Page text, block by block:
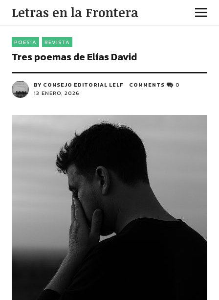
Letras en la Frontera
POESÍA REVISTA
Tres poemas de Elías David
BY CONSEJO EDITORIAL LELF
13 ENERO, 2026
COMMENTS 0